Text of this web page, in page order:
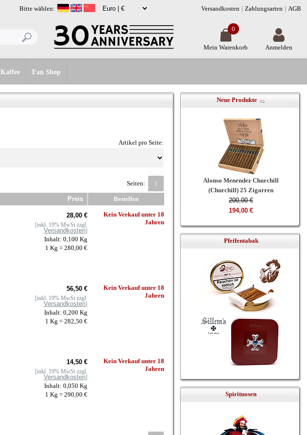
Bitte wählen: Versandkosten Zahlungsarten AGB
Anmelden
Mein Warenkorb
0
Kaffee Fan Shop
Artikel pro Seite:
Seiten: 1
Preis Bestellen
28,00 €
[inkl. 19% MwSt zzgl.
Versandkosten]
Inhalt: 0,100 Kg
1 Kg = 280,00 €
Kein Verkauf unter 18
Jahren
56,50 €
[inkl. 19% MwSt zzgl.
Versandkosten]
Inhalt: 0,200 Kg
1 Kg = 282,50 €
Kein Verkauf unter 18
Jahren
14,50 €
[inkl. 19% MwSt zzgl.
Versandkosten]
Inhalt: 0,050 Kg
1 Kg = 290,00 €
Kein Verkauf unter 18
Jahren
Neue Produkte
Alonso Menendez Churchill
(Churchill) 25 Zigarren
200,00 €
194,00 €
Pfeifentabak
Spirituosen